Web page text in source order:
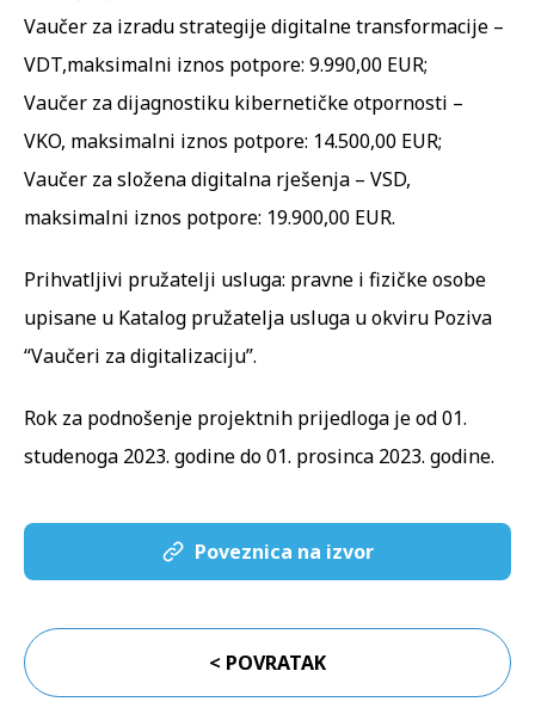
Vaučer za izradu strategije digitalne transformacije –
VDT,maksimalni iznos potpore: 9.990,00 EUR;
Vaučer za dijagnostiku kibernetičke otpornosti –
VKO, maksimalni iznos potpore: 14.500,00 EUR;
Vaučer za složena digitalna rješenja – VSD,
maksimalni iznos potpore: 19.900,00 EUR.
Prihvatljivi pružatelji usluga: pravne i fizičke osobe
upisane u Katalog pružatelja usluga u okviru Poziva
“Vaučeri za digitalizaciju”.
Rok za podnošenje projektnih prijedloga je od 01.
studenoga 2023. godine do 01. prosinca 2023. godine.
Poveznica na izvor
< POVRATAK